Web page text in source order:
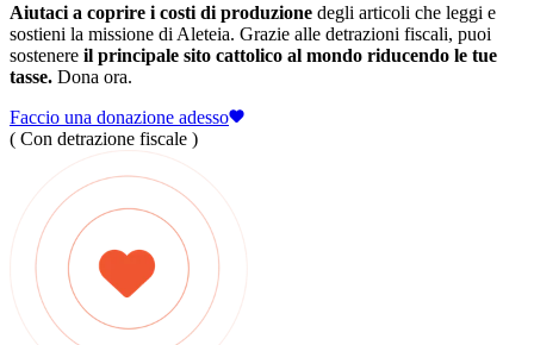
Aiutaci a coprire i costi di produzione degli articoli che leggi e
sostieni la missione di Aleteia. Grazie alle detrazioni fiscali, puoi
sostenere il principale sito cattolico al mondo riducendo le tue
tasse. Dona ora.
Faccio una donazione adesso
( Con detrazione fiscale )